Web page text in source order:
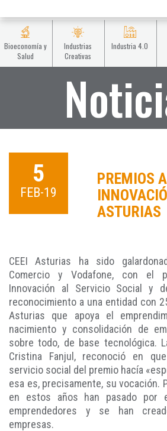
Bioeconomía y
Salud
Industrias
Creativas
Industria 4.0
5
FEB-19
PREMIOS
ASTURIAS
CEEI Asturias ha sido
Comercio y Vodafone, con el
Innovación al Servicio Social y
reconocimiento a una entidad con
Asturias que apoya el
nacimiento y consolidación de
sobre todo, de base tecnológica.
Cristina Fanjul, reconoció en
servicio social del premio hacía
esa es, precisamente, su vocación.
en estos años han pasado por
emprendedores y se han
empresas.